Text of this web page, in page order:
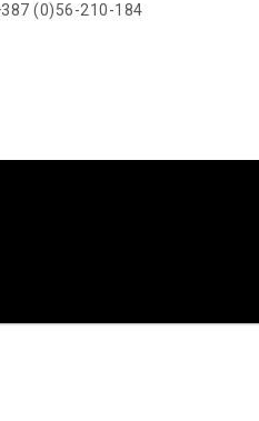
(0)56-210-184